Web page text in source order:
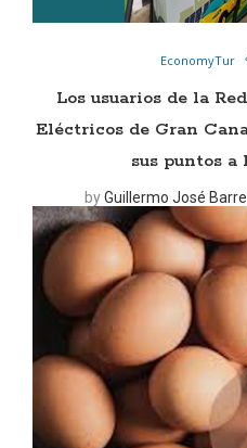
EconomyTur
Los usuarios de la
Eléctricos de Gran
sus puntos a
byGuillermo José